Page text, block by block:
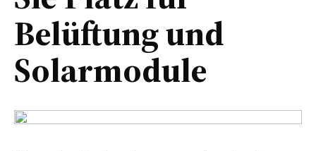
Belüftung und
Solarmodule